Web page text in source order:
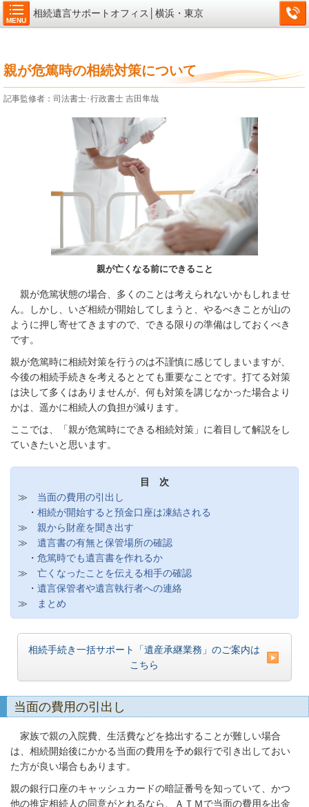
MENU
相続遺言サポートオフィス│横浜・東京
親が危篤時の相続対策について
記事監修者：司法書士･行政書士 吉田隼哉
親が亡くなる前にできること
親が危篤状態の場合、多くのことは考えられないかもしれませ
ん。しかし、いざ相続が開始してしまうと、やるべきことが山の
ように押し寄せてきますので、できる限りの準備はしておくべき
です。
親が危篤時に相続対策を行うのは不謹慎に感じてしまいますが、
今後の相続手続きを考えるととても重要なことです。打てる対策
は決して多くはありませんが、何も対策を講じなかった場合より
かは、遥かに相続人の負担が減ります。
ここでは、「親が危篤時にできる相続対策」に着目して解説をし
ていきたいと思います。
目 次
≫ 当面の費用の引出し
・ 相続が開始すると預金口座は凍結される
≫ 親から財産を聞き出す
≫ 遺言書の有無と保管場所の確認
・ 危篤時でも遺言書を作れるか
≫ 亡くなったことを伝える相手の確認
・ 遺言保管者や遺言執行者への連絡
≫
まとめ
相続手続き一括サポート「遺産承継業務」のご案内は
こちら
当面の費用の引出し
家族で親の入院費、生活費などを捻出することが難しい場合
は、相続開始後にかかる当面の費用を予め銀行で引き出しておい
た方が良い場合もあります。
親の銀行口座のキャッシュカードの暗証番号を知っていて、かつ
他の推定相続人の同意がとれるなら、ＡＴＭで当面の費用を出金